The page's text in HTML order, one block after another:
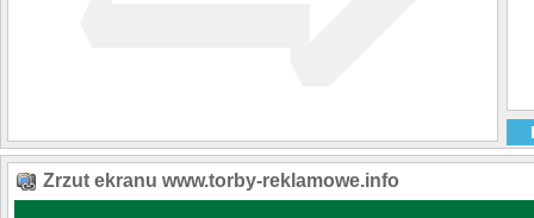
Zrzut ekranu www.torby-reklamowe.info